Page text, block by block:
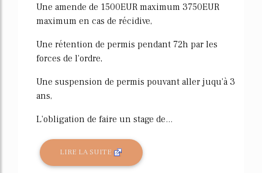
Une amende de 1500EUR maximum 3750EUR
maximum en cas de récidive,
Une rétention de permis pendant 72h par les
forces de l'ordre,
Une suspension de permis pouvant aller juqu'à 3
ans,
L'obligation de faire un stage de...
LIRE LA SUITE